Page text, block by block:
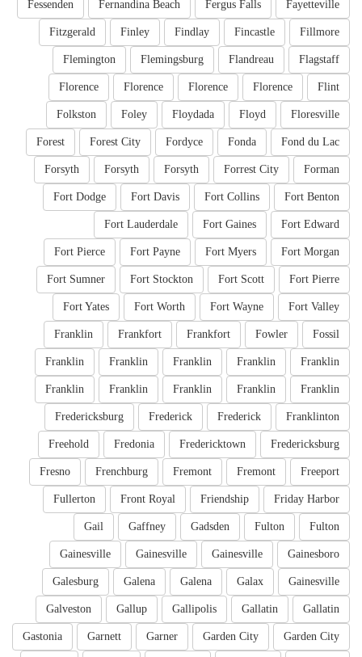
Fayetteville
Fergus Falls
Fernandina Beach
Fessenden
Fillmore
Fincastle
Findlay
Finley
Fitzgerald
Flagstaff
Flandreau
Flemingsburg
Flemington
Flint
Florence
Florence
Florence
Florence
Floresville
Floyd
Floydada
Foley
Folkston
Fond du Lac
Fonda
Fordyce
Forest City
Forest
Forman
Forrest City
Forsyth
Forsyth
Forsyth
Fort Benton
Fort Collins
Fort Davis
Fort Dodge
Fort Edward
Fort Gaines
Fort Lauderdale
Fort Morgan
Fort Myers
Fort Payne
Fort Pierce
Fort Pierre
Fort Scott
Fort Stockton
Fort Sumner
Fort Valley
Fort Wayne
Fort Worth
Fort Yates
Fossil
Fowler
Frankfort
Frankfort
Franklin
Franklin
Franklin
Franklin
Franklin
Franklin
Franklin
Franklin
Franklin
Franklin
Franklin
Franklinton
Frederick
Frederick
Fredericksburg
Fredericksburg
Fredericktown
Fredonia
Freehold
Freeport
Fremont
Fremont
Frenchburg
Fresno
Friday Harbor
Friendship
Front Royal
Fullerton
Fulton
Fulton
Gadsden
Gaffney
Gail
Gainesboro
Gainesville
Gainesville
Gainesville
Gainesville
Galax
Galena
Galena
Galesburg
Gallatin
Gallatin
Gallipolis
Gallup
Galveston
Garden City
Garden City
Garner
Garnett
Gastonia